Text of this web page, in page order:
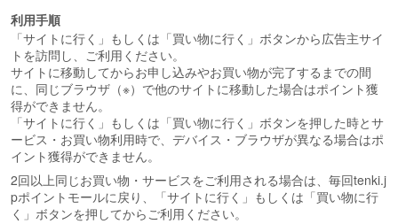
利用手順
「サイトに行く」もしくは「買い物に行く」ボタンから広告主サイ
トを訪問し、ご利用ください。
サイトに移動してからお申し込みやお買い物が完了するまでの間
に、同じブラウザ（※）で他のサイトに移動した場合はポイント獲
得ができません。
「サイトに行く」もしくは「買い物に行く」ボタンを押した時とサ
ービス・お買い物利用時で、デバイス・ブラウザが異なる場合はポ
イント獲得ができません。
2回以上同じお買い物・サービスをご利用される場合は、毎回tenki.j
pポイントモールに戻り、「サイトに行く」もしくは「買い物に行
く」ボタンを押してからご利用ください。